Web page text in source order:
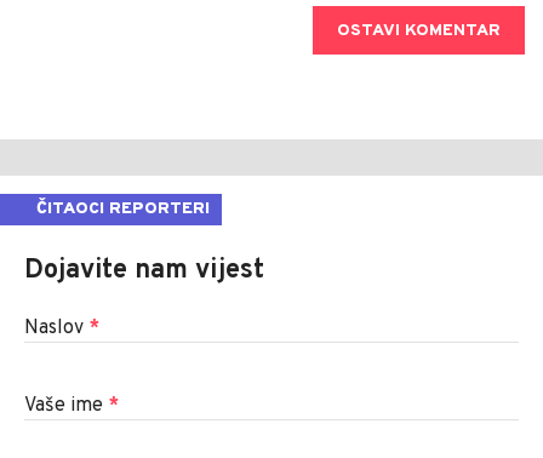
OSTAVI KOMENTAR
ČITAOCI REPORTERI
Dojavite nam vijest
Naslov *
Vaše ime *